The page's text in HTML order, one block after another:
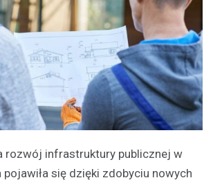
rozwój infrastruktury publicznej w
się dzięki zdobyciu nowych